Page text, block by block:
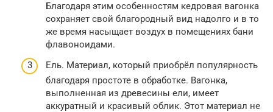
Благодаря этим особенностям кедровая вагонка
сохраняет свой благородный вид надолго и в то
же время насыщает воздух в помещениях бани
флавоноидами.
Ель. Материал, который приобрёл популярность
благодаря простоте в обработке. Вагонка,
выполненная из древесины ели, имеет
аккуратный и красивый облик. Этот материал не